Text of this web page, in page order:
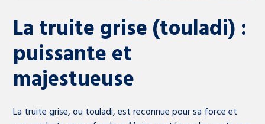
La truite grise (touladi) :
puissante et
majestueuse
La truite grise, ou touladi, est reconnue pour sa force et